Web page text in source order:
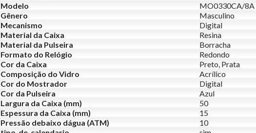
Modelo
MO0330CA/8A
Gênero
Masculino
Mecanismo
Digital
Material da Caixa
Resina
Material da Pulseira
Borracha
Formato do Relógio
Redondo
Cor da Caixa
Preto, Prata
Composição do Vidro
Acrílico
Cor do Mostrador
Digital
Cor da Pulseira
Azul
Largura da Caixa (mm)
50
Espessura da Caixa (mm)
15
Pressão debaixo dágua (ATM)
10